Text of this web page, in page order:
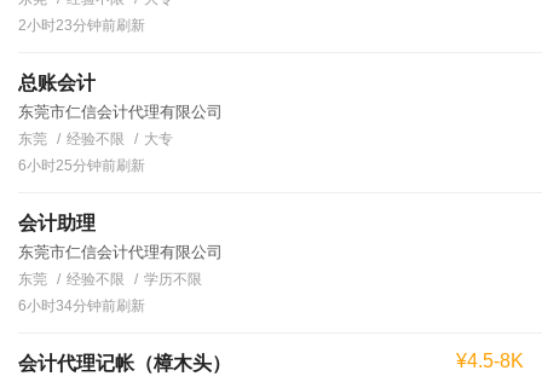
2小时23分钟前刷新
总账会计
东莞市仁信会计代理有限公司
东莞 经验不限
大专
6小时25分钟前刷新
会计助理
东莞市仁信会计代理有限公司
东莞 经验不限
学历不限
6小时34分钟前刷新
会计代理记帐（樟木头） ¥4.5-8K